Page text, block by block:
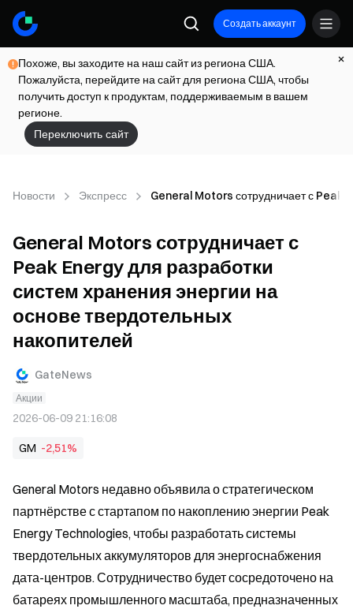
Создать аккаунт
Похоже, вы заходите на наш сайт из региона США.
Пожалуйста, перейдите на сайт для региона США, чтобы
получить доступ к продуктам, поддерживаемым в вашем
регионе.
Переключить сайт
Новости Экспресс General Motors сотрудничает с Peak
General Motors сотрудничает с
Peak Energy для разработки
систем хранения энергии на
основе твердотельных
накопителей
GateNews
Акции
2026-06-09 21:16:08
GM -2,51%
General Motors недавно объявила о стратегическом
партнёрстве с стартапом по накоплению энергии Peak
Energy Technologies, чтобы разработать системы
твердотельных аккумуляторов для энергоснабжения
дата-центров. Сотрудничество будет сосредоточено на
батареях промышленного масштаба, предназначенных